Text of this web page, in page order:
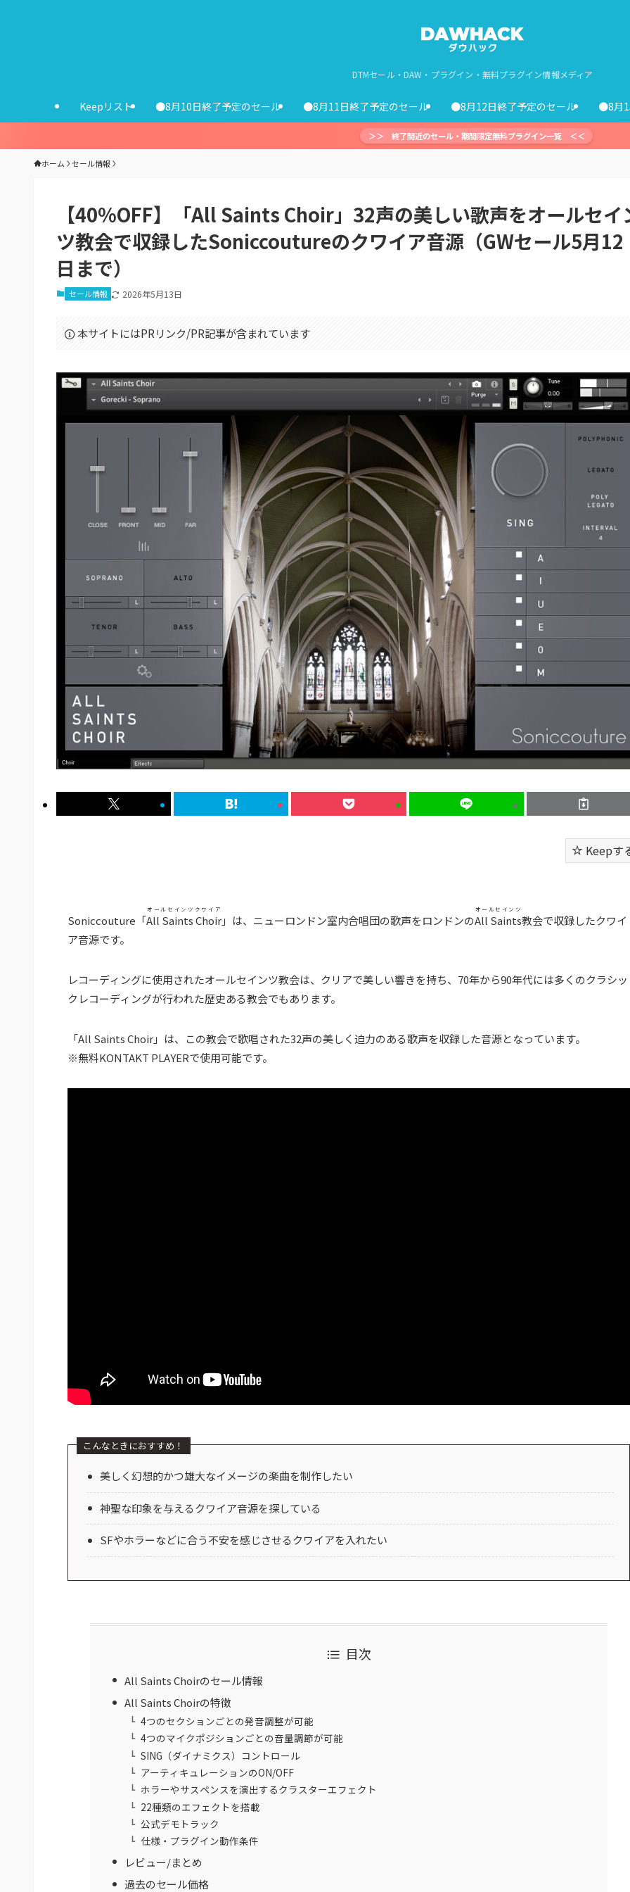
DTMセール・DAW・プラグイン・無料プラグイン情報メディア
Keepリスト ●8月10日終了予定のセール ●8月11日終了予定のセール ●8月12日終了予定のセール ●8月
＞＞ 終了間近のセール・期間限定無料プラグイン一覧 ＜＜
ホーム セール情報
【40%OFF】「All Saints Choir」32声の美しい歌声をオールセイ
ツ教会で収録したSoniccoutureのクワイア音源（GWセール5月12
日まで）
セール情報 2026年5月13日
本サイトにはPRリンク/PR記事が含まれています
Keepす
Soniccouture「All Saints Choir
オールセインツクワイア
」は、ニューロンドン室内合唱団の歌声をロンドンのAll Saints
オールセインツ
教会で収録したクワイ
ア音源です。
レコーディングに使用されたオールセインツ教会は、クリアで美しい響きを持ち、70年から90年代には多くのクラシッ
クレコーディングが行われた歴史ある教会でもあります。
「All Saints Choir」は、この教会で歌唱された32声の美しく迫力のある歌声を収録した音源となっています。
※無料KONTAKT PLAYERで使用可能です。
こんなときにおすすめ！
美しく幻想的かつ雄大なイメージの楽曲を制作したい
神聖な印象を与えるクワイア音源を探している
SFやホラーなどに合う不安を感じさせるクワイアを入れたい
目次
All Saints Choirのセール情報
All Saints Choirの特徴
4つのセクションごとの発音調整が可能
4つのマイクポジションごとの音量調節が可能
SING（ダイナミクス）コントロール
アーティキュレーションのON/OFF
ホラーやサスペンスを演出するクラスターエフェクト
22種類のエフェクトを搭載
公式デモトラック
仕様・プラグイン動作条件
レビュー/まとめ
過去のセール価格